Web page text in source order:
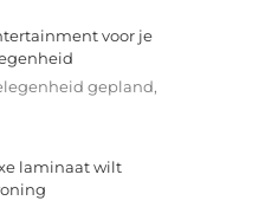
voor je
gepland,
laminaat wilt